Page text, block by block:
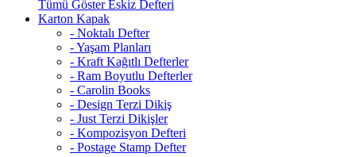
Tümü Göster Eskiz Defteri
Karton Kapak
- Noktalı Defter
- Yaşam Planları
- Kraft Kağıtlı Defterler
- Ram Boyutlu Defterler
- Carolin Books
- Design Terzi Dikiş
- Just Terzi Dikişler
- Kompozisyon Defteri
- Postage Stamp Defter